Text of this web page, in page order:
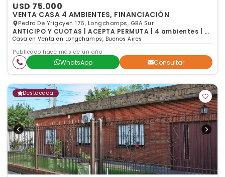
USD 75.000
VENTA CASA 4 AMBIENTES, FINANCIACIÓN
Pedro De Yrigoyen 176, Longchamps, GBA Sur
ANTICIPO Y CUOTAS | ACEPTA PERMUTA | 4 ambientes | 3
dormitorios
Casa en Venta en Longchamps, Buenos Aires
Publicado hace más de un año
WhatsApp Consultar
Destacada